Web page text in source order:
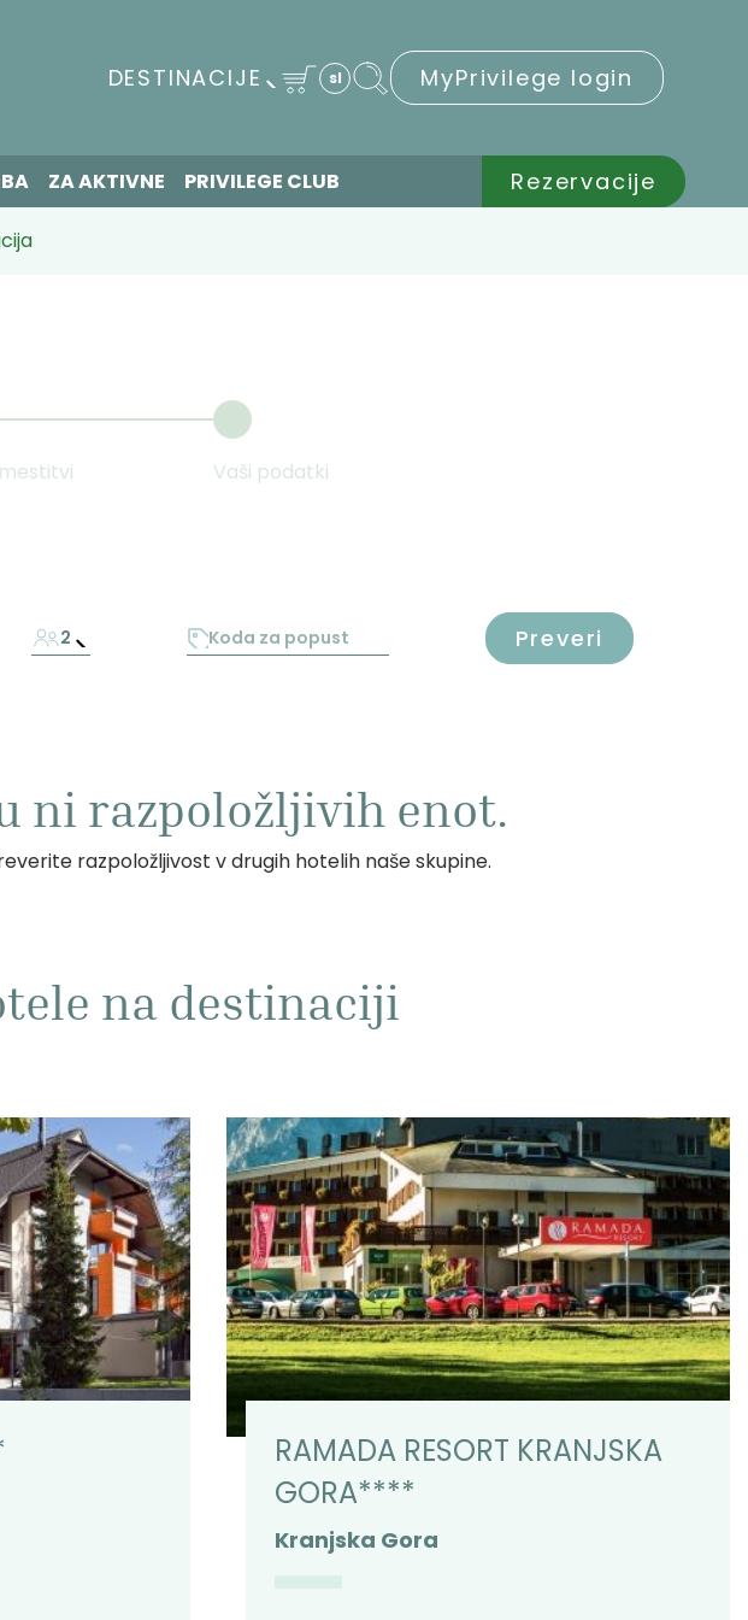
DESTINACIJE sl MyPrivilege login
ZA AKTIVNE PRIVILEGE CLUB Rezervacije
Vaši podatki
2 Preveri
ni razpoložljivih enot.
razpoložljivost v drugih hotelih naše skupine.
na destinaciji
RAMADA RESORT KRANJSKA
GORA****
Kranjska Gora